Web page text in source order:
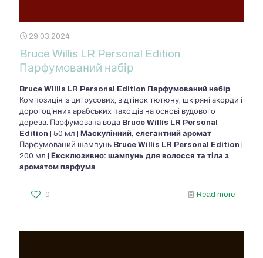
29.03.2024
Bruce Willis LR Personal Edition
Парфумований набір
Bruce Willis LR Personal Edition Парфумований набір
Композиція із цитрусових, відтінок тютюну, шкіряні акорди і
дорогоцінних арабських пахощів на основі вудового
дерева. Парфумована вода Bruce Willis LR Personal
Edition
| 50 мл | Маскулінний, елегантний аромат
Парфумований шампунь Bruce Willis LR Personal Edition
200 мл |
Ексклюзивно: шампунь для волосся та тіла з
ароматом парфума
0 Read more